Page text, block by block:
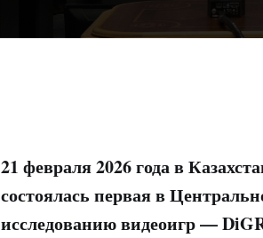
21 февраля 2026 года в
состоялась первая в
исследованию видеоигр —